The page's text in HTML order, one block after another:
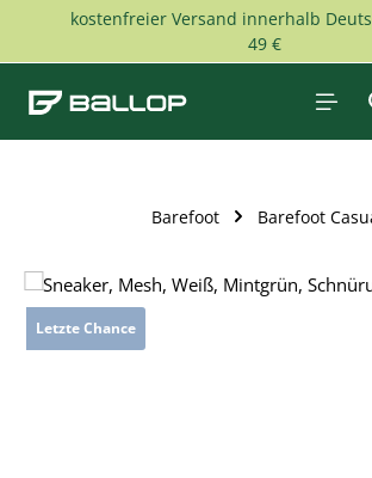
Zum Hauptinhalt springen
kostenfreier Versand innerhalb
49 €
Barefoot Barefoot
Bildergalerie überspringen
Letzte Chance